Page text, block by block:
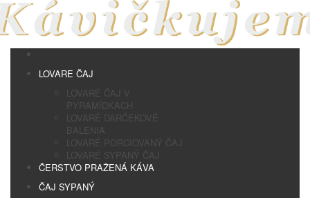
LOVARE ČAJ
LOVARÉ ČAJ V
PYRAMÍDKACH
LOVARÉ DARČEKOVÉ
BALENIA
LOVARÉ PORCIOVANÝ ČAJ
LOVARÉ SYPANÝ ČAJ
ČERSTVO PRAŽENÁ KÁVA
ČAJ SYPANÝ